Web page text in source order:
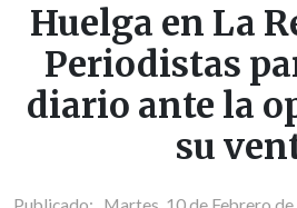
Huelga en La
Periodistas
diario ante la
su